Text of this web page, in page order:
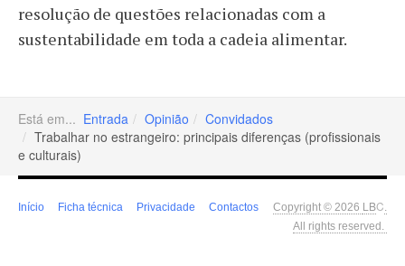
resolução de questões relacionadas com a
sustentabilidade em toda a cadeia alimentar.
Está em... Entrada Opinião
Convidados
Trabalhar no estrangeiro: principais diferenças (profissionais
e culturais)
Início Ficha técnica Privacidade Contactos Copyright © 2026 LBC.
All rights reserved.